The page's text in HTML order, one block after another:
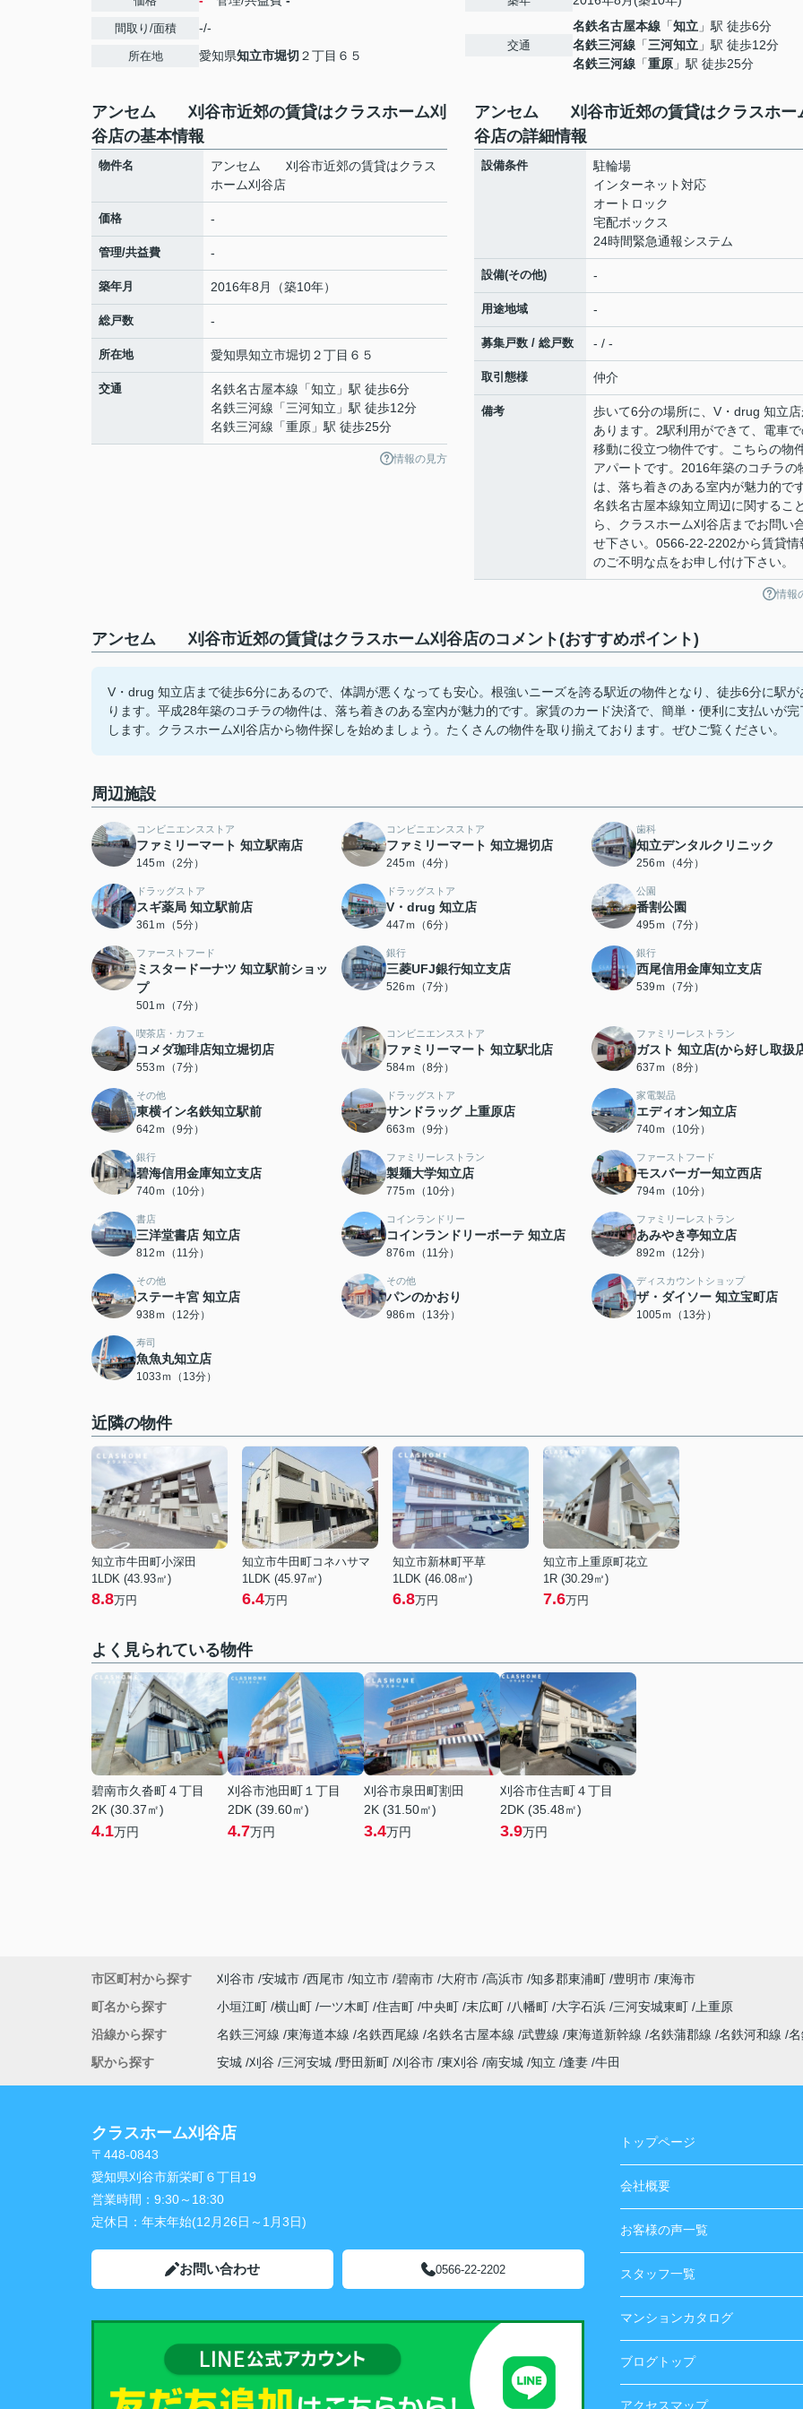
間取り/面積 -/-
所在地 愛知県知立市堀切 ２丁目６５
交通
名鉄名古屋本線 「知立 」駅 徒歩6分
名鉄三河線 「三河知立 」駅 徒歩12分
名鉄三河線 「重原 」駅 徒歩25分
アンセム 刈谷市近郊の賃貸はクラスホーム刈
谷店の基本情報
物件名
アンセム 刈谷市近郊の賃貸はクラス
ホーム刈谷店
価格 -
管理/共益費 -
築年月 2016年8月（築10年）
総戸数 -
所在地 愛知県知立市堀切 ２丁目６５
交通 名鉄名古屋本線 「知立 」駅 徒歩6分
名鉄三河線 「三河知立 」駅 徒歩12分
名鉄三河線 「重原 」駅 徒歩25分
情報の見方
アンセム 刈谷市近郊の賃貸はクラスホー
谷店の詳細情報
設備条件
駐輪場
インターネット対応
オートロック
宅配ボックス
24時間緊急通報システム
設備(その他) -
用途地域 -
募集戸数 / 総戸数 - / -
取引態様 仲介
備考
歩いて6分の場所に、V・drug 知立
あります。2駅利用ができて、電車
移動に役立つ物件です。こちらの物
アパートです。2016年築のコチラの
は、落ち着きのある室内が魅力的で
名鉄名古屋本線知立周辺に関するこ
ら、クラスホーム刈谷店までお問い
せ下さい。0566-22-2202から賃貸情
のご不明な点をお申し付け下さい。
情報
アンセム 刈谷市近郊の賃貸はクラスホーム刈谷店のコメント(おすすめポイント)
V・drug 知立店まで徒歩6分にあるので、体調が悪くなっても安心。根強いニーズを誇る駅近の物件となり、徒歩6分に駅が
ります。平成28年築のコチラの物件は、落ち着きのある室内が魅力的です。家賃のカード決済で、簡単・便利に支払いが完
します。クラスホーム刈谷店から物件探しを始めましょう。たくさんの物件を取り揃えております。ぜひご覧ください。
周辺施設
コンビニエンスストア
ファミリーマート 知立駅南店
145ｍ（2分）
コンビニエンスストア
ファミリーマート 知立堀切店
245ｍ（4分）
歯科
知立デンタルクリニック
256ｍ（4分）
ドラッグストア
スギ薬局 知立駅前店
361ｍ（5分）
ドラッグストア
V・drug 知立店
447ｍ（6分）
公園
番割公園
495ｍ（7分）
ファーストフード
ミスタードーナツ 知立駅前ショッ
プ
501ｍ（7分）
銀行
三菱UFJ銀行知立支店
526ｍ（7分）
銀行
西尾信用金庫知立支店
539ｍ（7分）
喫茶店・カフェ
コメダ珈琲店知立堀切店
553ｍ（7分）
コンビニエンスストア
ファミリーマート 知立駅北店
584ｍ（8分）
ファミリーレストラン
ガスト 知立店(から好し取扱
637ｍ（8分）
その他
東横イン名鉄知立駅前
642ｍ（9分）
ドラッグストア
サンドラッグ 上重原店
663ｍ（9分）
家電製品
エディオン知立店
740ｍ（10分）
銀行
碧海信用金庫知立支店
740ｍ（10分）
ファミリーレストラン
製麺大学知立店
775ｍ（10分）
ファーストフード
モスバーガー知立西店
794ｍ（10分）
書店
三洋堂書店 知立店
812ｍ（11分）
コインランドリー
コインランドリーボーテ 知立店
876ｍ（11分）
ファミリーレストラン
あみやき亭知立店
892ｍ（12分）
その他
ステーキ宮 知立店
938ｍ（12分）
その他
パンのかおり
986ｍ（13分）
ディスカウントショップ
ザ・ダイソー 知立宝町店
1005ｍ（13分）
寿司
魚魚丸知立店
1033ｍ（13分）
近隣の物件
知立市牛田町小深田
1LDK (43.93㎡)
8.8万円
知立市牛田町コネハサマ
1LDK (45.97㎡)
6.4万円
知立市新林町平草
1LDK (46.08㎡)
6.8万円
知立市上重原町花立
1R (30.29㎡)
7.6万円
よく見られている物件
碧南市久沓町４丁目
2K (30.37㎡)
4.1万円
刈谷市池田町１丁目
2DK (39.60㎡)
4.7万円
刈谷市泉田町割田
2K (31.50㎡)
3.4万円
刈谷市住吉町４丁目
2DK (35.48㎡)
3.9万円
市区町村から探す 刈谷市 安城市 西尾市 知立市 碧南市 大府市 高浜市 知多郡東浦町 豊明市 東海市
町名から探す
小垣江町 横山町 一ツ木町 住吉町 中央町 末広町 八幡町 大字石浜 三河安城東町
上重原
沿線から探す
名鉄三河線 東海道本線 名鉄西尾線 名鉄名古屋本線 武豊線 東海道新幹線 名鉄蒲郡線 名鉄河和線
駅から探す
安城 刈谷 三河安城 野田新町 刈谷市 東刈谷 南安城 知立 逢妻 牛田
クラスホーム刈谷店
〒448-0843
愛知県刈谷市新栄町６丁目19
営業時間： 9:30～18:30
定休日： 年末年始(12月26日～1月3日)
お問い合わせ 0566-22-2202
トップページ
会社概要
お客様の声一覧
スタッフ一覧
マンションカタログ
ブログトップ
アクセスマップ